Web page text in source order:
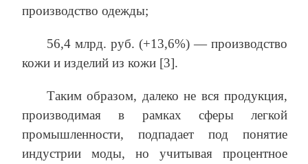
производство одежды;
56,4 млрд. руб. (+13,6%) — производство
кожи и изделий из кожи [3].
Таким образом, далеко не вся продукция,
производимая в рамках сферы легкой
промышленности, подпадает под понятие
индустрии моды, но учитывая процентное